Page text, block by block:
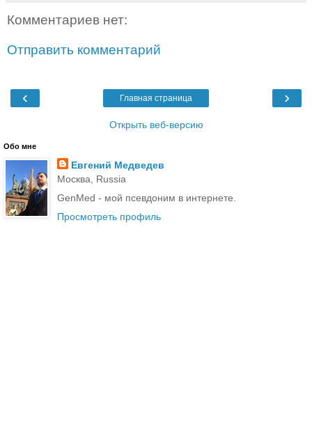
Комментариев нет:
Отправить комментарий
‹ ›
Главная страница
Открыть веб-версию
Обо мне
Евгений Медведев
Москва, Russia
GenMed - мой псевдоним в интернете.
Просмотреть профиль